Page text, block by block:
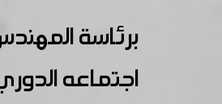
برئاسة
اجتماعه الدوري 10-3-